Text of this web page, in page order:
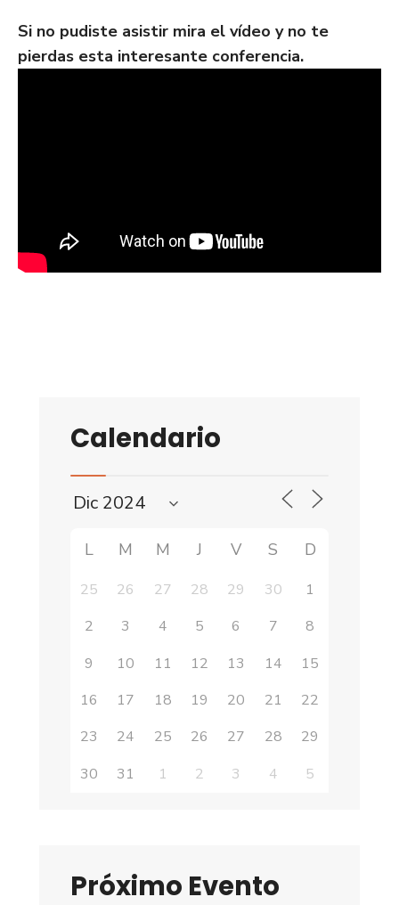
Si no pudiste asistir mira el vídeo y no te
pierdas esta interesante conferencia.
Calendario
L M M J V S D
25 26 27 28 29 30
1
2
3 4 5 6 7
8
9
10 11 12 13 14
15
16
17 18 19 20 21
22
23
24 25 26 27 28
29
30
31 1 2 3 4 5
Próximo Evento